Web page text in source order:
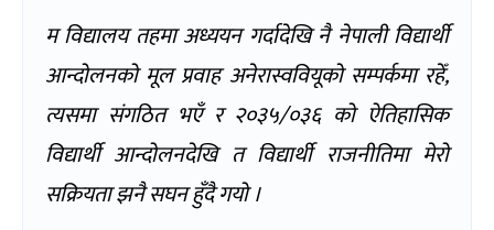
म विद्यालय तहमा अध्ययन गर्दादेखि नै नेपाली विद्यार्थी
आन्दोलनको मूल प्रवाह अनेरास्ववियूको सम्पर्कमा रहेँ,
त्यसमा संगठित भएँ र २०३५/०३६ को ऐतिहासिक
विद्यार्थी आन्दोलनदेखि त विद्यार्थी राजनीतिमा मेरो
सक्रियता झनै सघन हुँदै गयो ।